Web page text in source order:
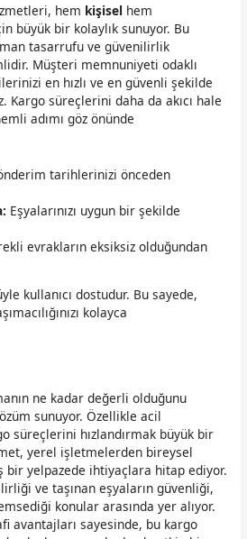
hem kişisel hem
büyük bir kolaylık sunuyor. Bu
tasarrufu ve güvenilirlik
Müşteri memnuniyeti odaklı
en hızlı ve en güvenli şekilde
Kargo süreçlerini daha da akıcı hale
adımı göz önünde
tarihlerinizi önceden
Eşyalarınızı uygun bir şekilde
evrakların eksiksiz olduğundan
kullanıcı dostudur. Bu sayede,
kolayca
ne kadar değerli olduğunu
sunuyor. Özellikle acil
süreçlerini hızlandırmak büyük bir
yerel işletmelerden bireysel
yelpazede ihtiyaçlara hitap ediyor.
ve taşınan eşyaların güvenliği,
konular arasında yer alıyor.
avantajları sayesinde, bu kargo